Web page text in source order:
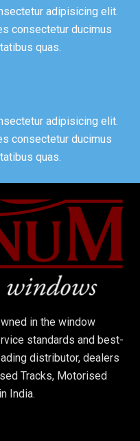
adipisicing elit.
consectetur ducimus
quas.
adipisicing elit.
consectetur ducimus
quas.
in the window
standards and best-
distributor, dealers
Tracks, Motorised
India.